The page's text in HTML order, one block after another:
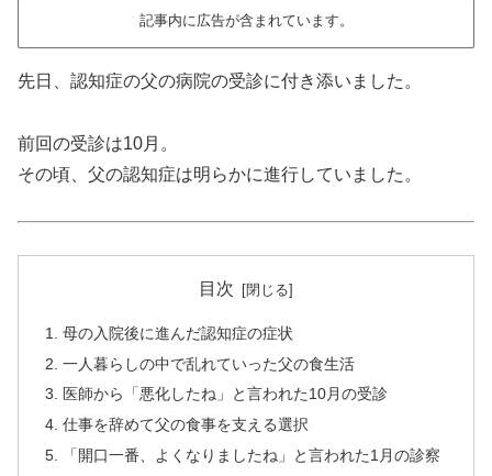
記事内に広告が含まれています。
先日、認知症の父の病院の受診に付き添いました。
前回の受診は10月。
その頃、父の認知症は明らかに進行していました。
目次
母の入院後に進んだ認知症の症状
一人暮らしの中で乱れていった父の食生活
医師から「悪化したね」と言われた10月の受診
仕事を辞めて父の食事を支える選択
「開口一番、よくなりましたね」と言われた1月の診察